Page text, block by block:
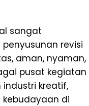
sangat
revisi
aman, nyaman,
pusat kegiatan
kreatif,
di